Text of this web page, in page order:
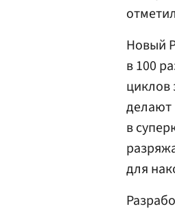
Новый
в 100
циклов
делают
в
для